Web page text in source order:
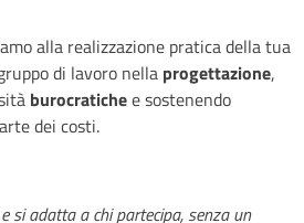
alla realizzazione pratica della tua
di lavoro nella progettazione,
burocratichee sostenendo
dei costi.
si adatta a chi partecipa, senza un